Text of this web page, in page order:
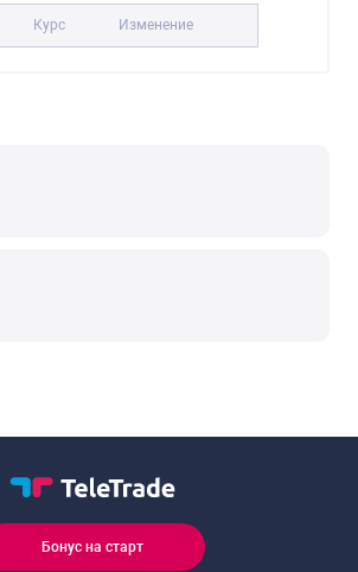
Курс Изменение
Бонус на старт